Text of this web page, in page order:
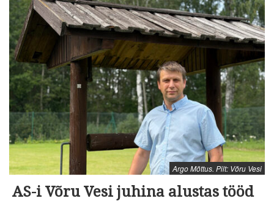
Argo Mõttus. Pilt: Võru Vesi
AS-i Võru Vesi juhina alustas tööd